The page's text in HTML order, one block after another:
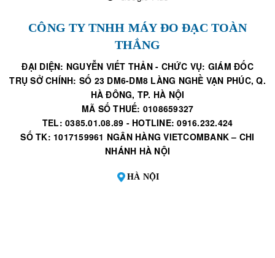
CÔNG TY TNHH MÁY ĐO ĐẠC TOÀN
THẮNG
ĐẠI DIỆN: NGUYỄN VIẾT THẢN - CHỨC VỤ: GIÁM ĐỐC
TRỤ SỞ CHÍNH: SỐ 23 DM6-DM8 LÀNG NGHỀ VẠN PHÚC, Q.
HÀ ĐÔNG, TP. HÀ NỘI
MÃ SỐ THUẾ: 0108659327
TEL: 0385.01.08.89 - HOTLINE: 0916.232.424
SỐ TK: 1017159961 NGÂN HÀNG VIETCOMBANK – CHI
NHÁNH HÀ NỘI
HÀ NỘI